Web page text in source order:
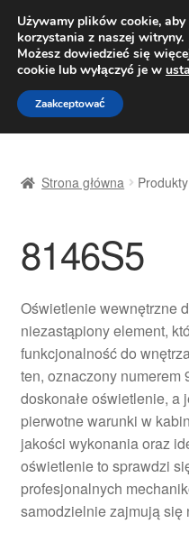
Pn.-pt. 9:00-
Przejdź
do
nawigacji
Przejdź
do
treści
Dostawa
Dostawa na cały świat
Moje konto
O nas
Płatności
Polityka prywatności
Strona główna
8146S5
Oświetlenie wewnętrzne
niezastąpiony element,
funkcjonalność do
ten, oznaczony
doskonałe oświetlenie, a
pierwotne warunki w
jakości wykonania oraz
oświetlenie to sprawdzi
profesjonalnych
samodzielnie zajmują się
Używamy plików cookie,
korzystania z naszej witryny.
Możesz dowiedzieć się
cookie lub wyłączyć je w
Zaakceptować